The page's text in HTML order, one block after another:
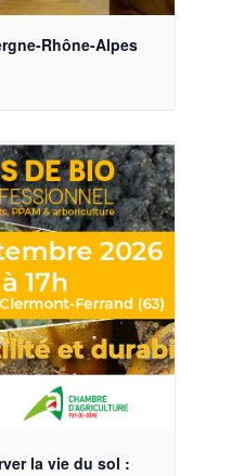
Rhône-Alpes
la vie du sol :